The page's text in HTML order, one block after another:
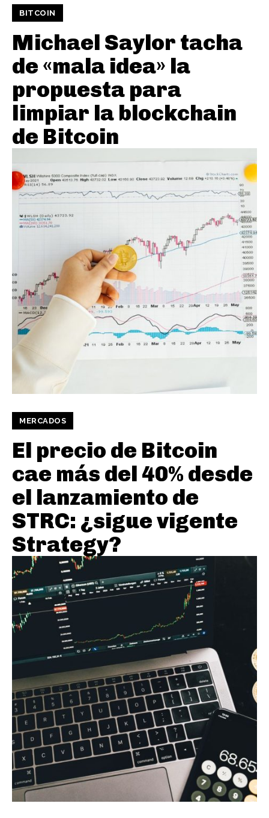
BITCOIN
Michael Saylor tacha
de «mala idea» la
propuesta para
limpiar la blockchain
de Bitcoin
MERCADOS
El precio de Bitcoin
cae más del 40% desde
el lanzamiento de
STRC: ¿sigue vigente
Strategy?